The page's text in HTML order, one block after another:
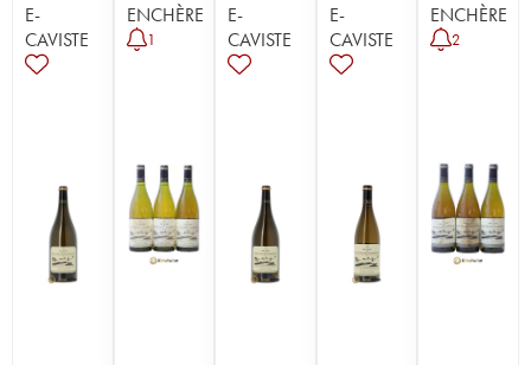
E-
CAVISTE
ENCHÈRE
1
E-
CAVISTE
E-
CAVISTE
ENCHÈRE
2